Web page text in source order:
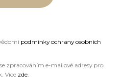
podmínky ochrany osobních
zpracováním e-mailové adresy pro
Více zde.